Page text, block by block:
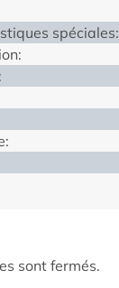
spéciales:
sont fermés.